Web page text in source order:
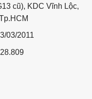
cũ), KDC Vĩnh Lộc,
03/2011